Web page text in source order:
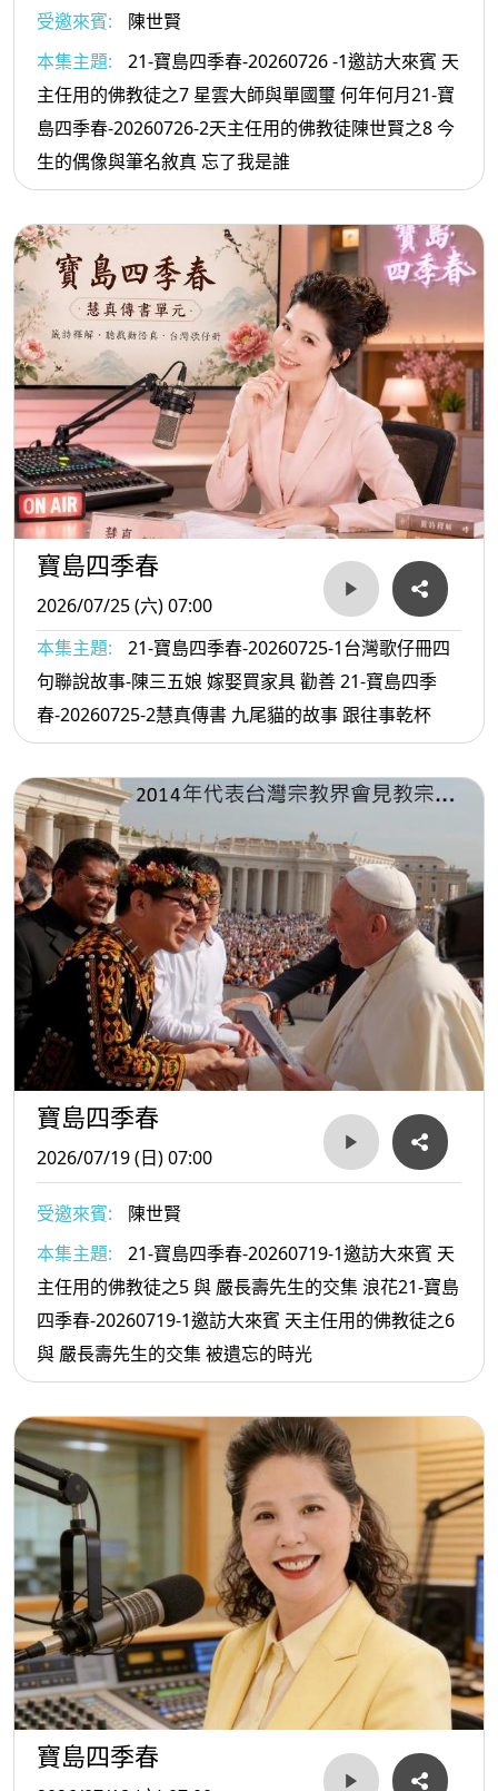
受邀來賓:
陳世賢
本集主題:
21-寶島四季春-20260726 -1邀訪大來賓 天
主任用的佛教徒之7 星雲大師與單國璽 何年何月21-寶
島四季春-20260726-2天主任用的佛教徒陳世賢之8 今
生的偶像與筆名敘真 忘了我是誰
寶島四季春
2026/07/25 (六) 07:00
本集主題:
21-寶島四季春-20260725-1台灣歌仔冊四
句聯說故事-陳三五娘 嫁娶買家具 勸善 21-寶島四季
春-20260725-2慧真傳書 九尾貓的故事 跟往事乾杯
寶島四季春
2026/07/19 (日) 07:00
受邀來賓:
陳世賢
本集主題:
21-寶島四季春-20260719-1邀訪大來賓 天
主任用的佛教徒之5 與 嚴長壽先生的交集 浪花21-寶島
四季春-20260719-1邀訪大來賓 天主任用的佛教徒之6
與 嚴長壽先生的交集 被遺忘的時光
寶島四季春